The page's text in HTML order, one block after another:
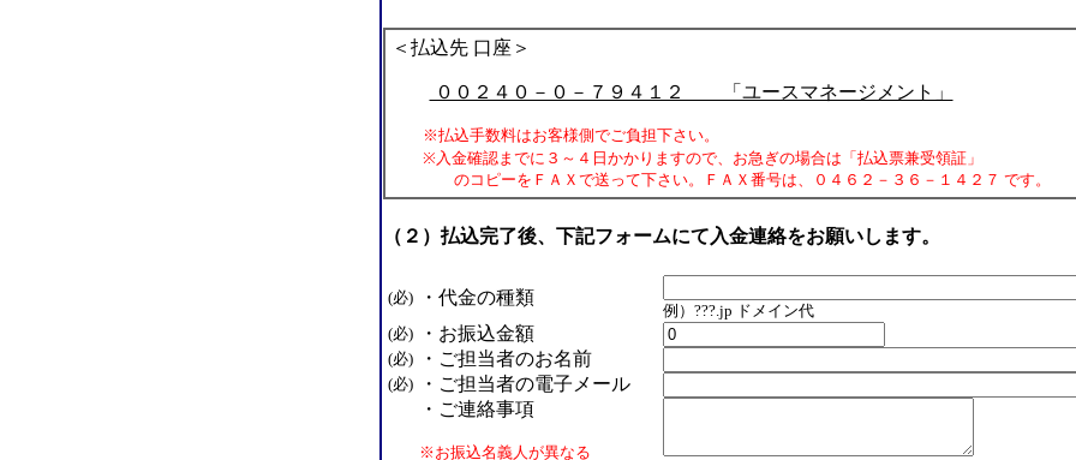
＜払込先 口座＞
００２４０－０－７９４１２ 「ユースマネージメント」
※払込手数料はお客様側でご負担下さい。
※入金確認までに３～４日かかりますので、お急ぎの場合は「払込票兼受領証」
のコピーをＦＡＸで送って下さい。ＦＡＸ番号は、０４６２－３６－１４２７ です。
（２）払込完了後、下記フォームにて入金連絡をお願いします。
(必) ・代金の種類
例）???.jp ドメイン代
(必)
・お振込金額
(必) ・ご担当者のお名前
(必)
・ご担当者の電子メール
・ご連絡事項
※お振込名義人が異なる